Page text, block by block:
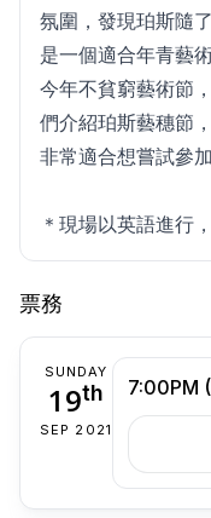
氛圍，發現珀斯隨
是一個適合年青藝
今年不貧窮藝術節
們介紹珀斯藝穗節
非常適合想嘗試參
＊現場以英語進行
票務
SUNDAY
19th
SEP 2021
7:00PM